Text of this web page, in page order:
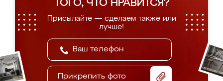
ТОГО, ЧТО НРАВИТСЯ?
Присылайте — сделаем также или
лучше!
Прикрепить фото